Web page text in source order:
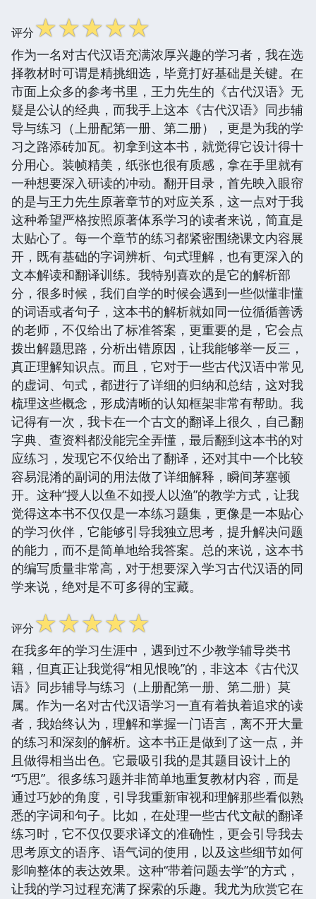
评分☆☆☆☆☆
作为一名对古代汉语充满浓厚兴趣的学习者，我在选
择教材时可谓是精挑细选，毕竟打好基础是关键。在
市面上众多的参考书里，王力先生的《古代汉语》无
疑是公认的经典，而我手上这本《古代汉语》同步辅
导与练习（上册配第一册、第二册），更是为我的学
习之路添砖加瓦。初拿到这本书，就觉得它设计得十
分用心。装帧精美，纸张也很有质感，拿在手里就有
一种想要深入研读的冲动。翻开目录，首先映入眼帘
的是与王力先生原著章节的对应关系，这一点对于我
这种希望严格按照原著体系学习的读者来说，简直是
太贴心了。每一个章节的练习都紧密围绕课文内容展
开，既有基础的字词辨析、句式理解，也有更深入的
文本解读和翻译训练。我特别喜欢的是它的解析部
分，很多时候，我们自学的时候会遇到一些似懂非懂
的词语或者句子，这本书的解析就如同一位循循善诱
的老师，不仅给出了标准答案，更重要的是，它会点
拨出解题思路，分析出错原因，让我能够举一反三，
真正理解知识点。而且，它对于一些古代汉语中常见
的虚词、句式，都进行了详细的归纳和总结，这对我
梳理这些概念，形成清晰的认知框架非常有帮助。我
记得有一次，我卡在一个古文的翻译上很久，自己翻
字典、查资料都没能完全弄懂，最后翻到这本书的对
应练习，发现它不仅给出了翻译，还对其中一个比较
容易混淆的副词的用法做了详细解释，瞬间茅塞顿
开。这种“授人以鱼不如授人以渔”的教学方式，让我
觉得这本书不仅仅是一本练习题集，更像是一本贴心
的学习伙伴，它能够引导我独立思考，提升解决问题
的能力，而不是简单地给我答案。总的来说，这本书
的编写质量非常高，对于想要深入学习古代汉语的同
学来说，绝对是不可多得的宝藏。
评分☆☆☆☆☆
在我多年的学习生涯中，遇到过不少教学辅导类书
籍，但真正让我觉得“相见恨晚”的，非这本《古代汉
语》同步辅导与练习（上册配第一册、第二册）莫
属。作为一名对古代汉语学习一直有着执着追求的读
者，我始终认为，理解和掌握一门语言，离不开大量
的练习和深刻的解析。这本书正是做到了这一点，并
且做得相当出色。它最吸引我的是其题目设计上的
“巧思”。很多练习题并非简单地重复教材内容，而是
通过巧妙的角度，引导我重新审视和理解那些看似熟
悉的字词和句子。比如，在处理一些古代文献的翻译
练习时，它不仅仅要求译文的准确性，更会引导我去
思考原文的语序、语气词的使用，以及这些细节如何
影响整体的表达效果。这种“带着问题去学”的方式，
让我的学习过程充满了探索的乐趣。我尤为欣赏它在